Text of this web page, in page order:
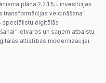
plāna 2.2.1.5.i. investīcijas
transformācijas veicināšana"
speciālistu digitālās
ietvaros un saņem atbalstu
attīstības modernizācijai.